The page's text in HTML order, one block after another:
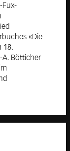
Fux-
«Die
18.
A. Bötticher